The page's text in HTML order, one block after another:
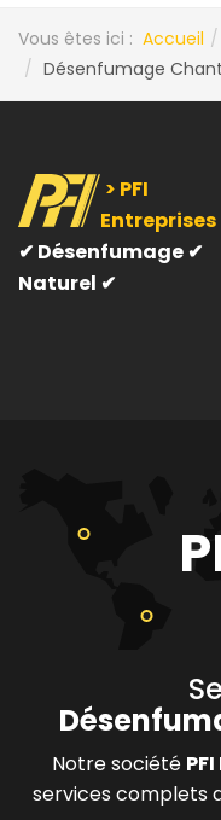
Vous êtes ici : Accueil
Désenfumage
> PFI
Entreprises
✔ Désenfumage ✔
Naturel ✔
Notre société
services complets